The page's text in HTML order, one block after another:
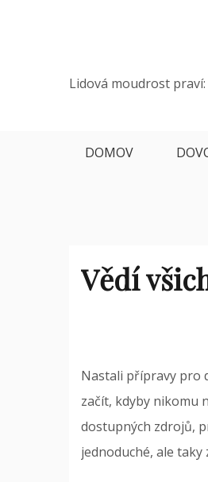
Lidová moudrost
DOMOV
Vědí
Nastali přípravy pro
začít, kdyby nikomu
dostupných zdrojů,
jednoduché, ale